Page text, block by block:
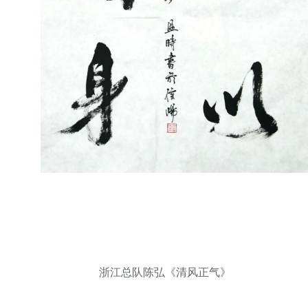
浙江总队陈弘《清风正气》